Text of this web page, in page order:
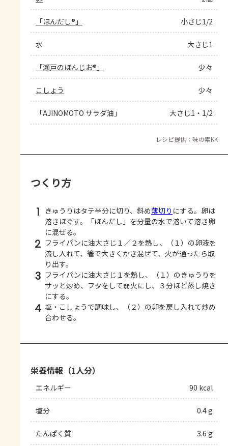
「ほんだし®」 小さじ1/2
水 大さじ1
「瀬戸のほんじお®」 少々
こしょう 少々
「AJINOMOTO サラダ油」 大さじ1・1/2
レシピ提供：味の素KK
つくり方
1 きゅうりはタテ半分に切り、斜め薄切り にする。卵は
溶きほぐす。「ほんだし」を分量の水で溶いて溶き卵
に混ぜる。
2 フライパンに油大さじ１／２を熱し、（１）の卵液を
流し入れて、箸で大きくかき混ぜて、火が通ったら取
り出す。
3 フライパンに油大さじ１を熱し、（１）のきゅうりを
サッと炒め、フタをして弱火にし、３分ほど蒸し焼き
にする。
4 塩・こしょうで調味し、（２）の卵を戻し入れて炒め
合わせる。
栄養情報（1人分）
エネルギー 90 kcal
塩分 0.4 g
たんぱく質 3.6 g